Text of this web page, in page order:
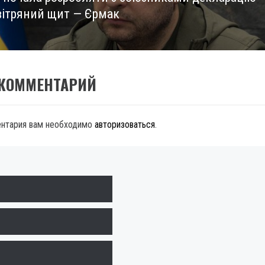
щит — Єрмак
вам необходимо авторизоваться.